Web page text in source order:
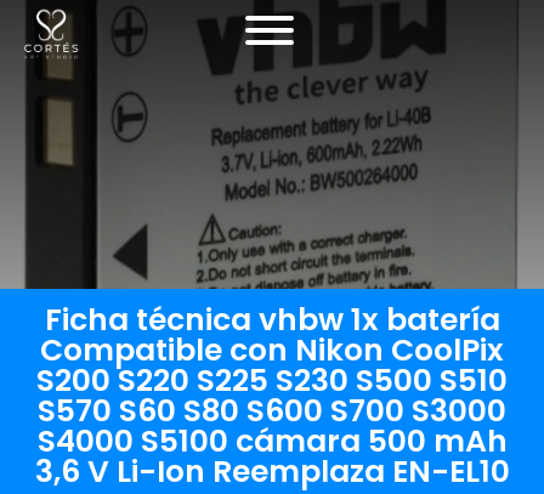
Ficha técnica vhbw 1x batería
Compatible con Nikon CoolPix
S200 S220 S225 S230 S500 S510
S570 S60 S80 S600 S700 S3000
S4000 S5100 cámara 500 mAh
3,6 V Li-Ion Reemplaza EN-EL10